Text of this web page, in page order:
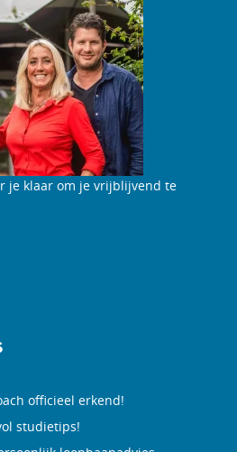
je klaar om je vrijblijvend te
officieel erkend!
studietips!